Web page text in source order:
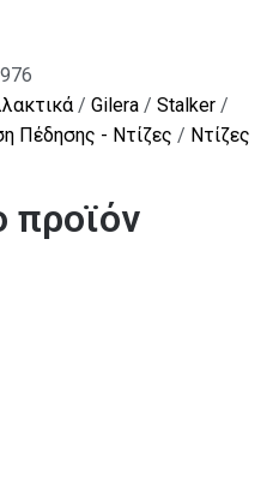
/ Gilera / Stalker /
Πέδησης - Ντίζες / Ντίζες
προϊόν